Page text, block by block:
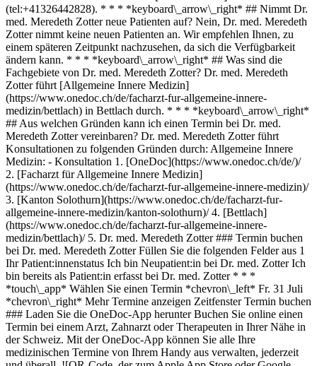
1. [OneDoc](https://www.onedoc.ch/de/)/ 2. [Facharzt für Allgemeine Innere Medizin](https://www.onedoc.ch/de/facharzt-fur-allgemeine-innere-medizin)/ 3. [Kanton Solothurn](https://www.onedoc.ch/de/facharzt-fur-allgemeine-innere-medizin/kanton-solothurn)/ 4. [Bettlach](https://www.onedoc.ch/de/facharzt-fur-allgemeine-innere-medizin/bettlach)/ 5. Dr. med. Meredeth Zotter ### Termin buchen bei Dr. med. Meredeth Zotter Füllen Sie die folgenden Felder aus 1 Ihr Patient:innenstatus Ich bin Neupatient:in bei Dr. med. Zotter Ich bin bereits als Patient:in erfasst bei Dr. med. Zotter * * * *touch\_app* Wählen Sie einen Termin *chevron\_left* Fr. 31 Juli *chevron\_right* Mehr Termine anzeigen Zeitfenster Termin buchen ### Laden Sie die OneDoc-App herunter Buchen Sie online einen Termin bei einem Arzt, Zahnarzt oder Therapeuten in Ihrer Nähe in der Schweiz. Mit der OneDoc-App können Sie alle Ihre medizinischen Termine von Ihrem Handy aus verwalten, jederzeit und überall. ![QR-Code, der zum Apple App Store oder Google Play leitet, um die OneDoc Patienten-App zu laden](https://www.onedoc.ch/assets/images/download-app-qr.jpeg) Scannen Sie den QR-Code, um die App herunterzuladen [![Laden Sie unsere App im App Store herunter!](https://www.onedoc.ch/assets/images/app-store-badge-de.svg)](https://apps.apple.com/ch/app/onedoc/id1592376413?l=fr)[![Laden Sie unsere App im Google Play Store herunter!](https://www.onedoc.ch/assets/images/google-play-badge-de.png)](https://play.google.com/store/apps/details?id=ch.onedoc.patient&hl=fr-CH) *keyboard\_arrow\_right* ## Verwandte Fachgebiete [Facharzt für Allgemeine Innere Medizin in Bern](https://www.onedoc.ch/de/facharzt-fur-allgemeine-innere-medizin/bern)[Facharzt für Allgemeine Innere Medizin in Basel](https://www.onedoc.ch/de/facharzt-fur-allgemeine-innere-medizin/basel)[Facharzt für Allgemeine Innere Medizin in Liestal](https://www.onedoc.ch/de/facharzt-fur-allgemeine-innere-medizin/liestal)[Facharzt für Allgemeine Innere Medizin in Neuenburg](https://www.onedoc.ch/de/facharzt-fur-allgemeine-innere-medizin/neuenburg)[Facharzt für Allgemeine Innere Medizin in Lyss](https://www.onedoc.ch/de/facharzt-fur-allgemeine-innere-medizin/lyss)[Facharzt für Allgemeine Innere Medizin in Biel](https://www.onedoc.ch/de/facharzt-fur-allgemeine-innere-medizin/biel)[Facharzt für Allgemeine Innere Medizin in Ostermundigen](https://www.onedoc.ch/de/facharzt-fur-allgemeine-innere-medizin/ostermundigen)[Facharzt für Allgemeine Innere Medizin in Freiburg](https://www.onedoc.ch/de/facharzt-fur-allgemeine-innere-medizin/freiburg)[Facharzt für Allgemeine Innere Medizin in Binningen](https://www.onedoc.ch/de/facharzt-fur-allgemeine-innere-medizin/binningen)[Facharzt für Allgemeine Innere Medizin in Pratteln](https://www.onedoc.ch/de/facharzt-fur-allgemeine-innere-medizin/pratteln)[Facharzt für Allgemeine Innere Medizin in Sissach](https://www.onedoc.ch/de/facharzt-fur-allgemeine-innere-medizin/sissach)[Facharzt für Allgemeine Innere Medizin in Bettlach](https://www.onedoc.ch/de/facharzt-fur-allgemeine-innere-medizin/bettlach)[Facharzt für Allgemeine Innere Medizin in Belp](https://www.onedoc.ch/de/facharzt-fur-allgemeine-innere-medizin/belp)[Facharzt für Allgemeine Innere Medizin in Avenches](https://www.onedoc.ch/de/facharzt-fur-allgemeine-innere-medizin/avenches)[Facharzt für Allgemeine Innere Medizin in Köniz](https://www.onedoc.ch/de/facharzt-fur-allgemeine-innere-medizin/koniz)[Facharzt für Allgemeine Innere Medizin in Worb](https://www.onedoc.ch/de/facharzt-fur-allgemeine-innere-medizin/worb)[Facharzt für Allgemeine Innere Medizin in Schöftland](https://www.onedoc.ch/de/facharzt-fur-allgemeine-innere-medizin/schoftland)[Facharzt für Allgemeine Innere Medizin in Vechigen](https://www.onedoc.ch/de/facharzt-fur-allgemeine-innere-medizin/vechigen)[Facharzt für Allgemeine Innere Medizin in Courtelary](https://www.onedoc.ch/de/facharzt-fur-allgemeine-innere-medizin/courtelary)[Facharzt für Allgemeine Innere Medizin in Kaiseraugst](https://www.onedoc.ch/de/facharzt-fur-allgemeine-innere-medizin/kaiseraugst)[Facharzt für Allgemeine Innere Medizin in Rüdtligen](https://www.onedoc.ch/de/facharzt-fur-allgemeine-innere-medizin/rudtligen) *keyboard\_arrow\_right* ## Beliebte Suchbegriffe [Physiotherapeut in Basel](https://www.onedoc.ch/de/physiotherapeut/basel)[Hausarzt (Allgemeinmedizin) in Bern](https://www.onedoc.ch/de/hausarzt-allgemeinmedizin/bern)[Gynäkologe (Frauenarzt und Geburtshelfer) in Bern](https://www.onedoc.ch/de/gynakologe-frauenarzt-und-geburtshelfer/bern)[Physiotherapeut in Bern](https://www.onedoc.ch/de/physiotherapeut/bern)[Augenarzt in Bern](https://www.onedoc.ch/de/augenarzt/bern)[Facharzt für Allgemeine Innere Medizin in Bern](https://www.onedoc.ch/de/facharzt-fur-allgemeine-innere-medizin/bern)[Osteopath in Freiburg](https://www.onedoc.ch/de/osteopath/freiburg)[Facharzt für Allgemeine Innere Medizin in Basel](https://www.onedoc.ch/de/facharzt-fur-allgemeine-innere-medizin/basel)[Hausarzt (Allgemeinmedizin) in Neuenburg](https://www.onedoc.ch/de/hausarzt-allgemeinmedizin/neuenburg)[Hausarzt (Allgemeinmedizin) in Basel](https://www.onedoc.ch/de/hausarzt-allgemeinmedizin/basel)[Orthopädischer Chirurg in Bern](https://www.onedoc.ch/de/orthopadischer-chirurg/bern)[Medizinischer Masseur (Massage) in Bern](https://www.onedoc.ch/de/medizinischer-masseur-massage/bern)[Masseur (klassische Massage) in Freiburg](https://www.onedoc.ch/de/masseur-klassische-massage/freiburg)[Zahnarzt in Bern](https://www.onedoc.ch/de/zahnarzt/bern)[Physiotherapeut in Freiburg](https://www.onedoc.ch/de/physiotherapeut/freiburg)[Reflexologietherapeut in Freiburg](https://www.onedoc.ch/de/reflexologietherapeut/freiburg)[Impfzentrum in Basel](https://www.onedoc.ch/de/impfzentrum/basel)[Dentalhygieniker in Bern](https://www.onedoc.ch/de/dentalhygieniker/bern)[Hausarzt (Allgemeinmedizin) in Freiburg](https://www.onedoc.ch/de/hausarzt-allgemeinmedizin/freiburg)[Masseur (klassische Massage) in Bern](https://www.onedoc.ch/de/masseur-klassische-massage/bern)[Hautarzt (Dermatologe) in Basel](https://www.onedoc.ch/de/hautarzt-dermatologe/basel) *keyboard\_arrow\_right* ## Finden Sie einen Arzt oder Therapeuten [Ärzte- und Therapeutenverzeichnis](https://www.onedoc.ch/de/verzeichnis) [A](https://www.onedoc.ch/de/verzeichnis/A) [B](https://www.onedoc.ch/de/verzeichnis/B) [C](https://www.onedoc.ch/de/verzeichnis/C) [D](https://www.onedoc.ch/de/verzeichnis/D) [E](https://www.onedoc.ch/de/verzeichnis/E) [F](https://www.onedoc.ch/de/verzeichnis/F) [G](https://www.onedoc.ch/de/verzeichnis/G) [H](https://www.onedoc.ch/de/verzeichnis/H) [I](https://www.onedoc.ch/de/verzeichnis/I) [J](https://www.onedoc.ch/de/verzeichnis/J) [K](https://www.onedoc.ch/de/verzeichnis/K) [L](https://www.onedoc.ch/de/verzeichnis/L) [M](https://www.onedoc.ch/de/verzeichnis/M) [N](https://www.onedoc.ch/de/verzeichnis/N) [O](https://www.onedoc.ch/de/verzeichnis/O) [P](https://www.onedoc.ch/de/verzeichnis/P) [Q](https://www.onedoc.ch/de/verzeichnis/Q) [R](https://www.onedoc.ch/de/verzeichnis/R) [S](https://www.onedoc.ch/de/verzeichnis/S) [T](https://www.onedoc.ch/de/verzeichnis/T) [U](https://www.onedoc.ch/de/verzeichnis/U) [V](https://www.onedoc.ch/de/verzeichnis/V) [W](https://www.onedoc.ch/de/verzeichnis/W) [X](https://www.onedoc.ch/de/verzeichnis/X) [Y](https://www.onedoc.ch/de/verzeichnis/Y) [Z](https://www.onedoc.ch/de/verzeichnis/Z) ## OneDoc [Ich bin Gesundheitsfachperson](https://info.onedoc.ch/de/) [Über uns](https://info.onedoc.ch/de/unsere-mission/) [Presse](https://info.onedoc.ch/de/media/) [Karriere](https://career.onedoc.ch/de) [Datenschutzzentrum](https://privacy.onedoc.ch/de/) [Verwaltung der Cookies](javascript:Didomi.preferences.show%28%29) [Hilfezentrum](https://help.onedoc.ch/de/) ## Sprachen [Deutsch](https://www.onedoc.ch/de/facharztin-fur-allgemeine-innere-medizin/bettlach/pcu9k/dr-med-meredeth-zotter) [Français](https://www.onedoc.ch/fr/specialiste-en-medecine-interne-generale/bache/pcu9k/dr-med-meredeth-zotter) [Italiano](https://www.onedoc.ch/it/specialista-in-medicina-interna-generale/bettlach/pcu9k/dr-med-meredeth-zotter) [English](https://www.onedoc.ch/en/specialist-in-general-internal-medicine/bettlach/pcu9k/dr-med-meredeth-zotter) ## Verwandte Fachgebiete [Facharzt für Allgemeine Innere Medizin in Bern](https://www.onedoc.ch/de/facharzt-fur-allgemeine-innere-medizin/bern) [Facharzt für Allgemeine Innere Medizin in Basel](https://www.onedoc.ch/de/facharzt-fur-allgemeine-innere-medizin/basel) [Facharzt für Allgemeine Innere Medizin in Liestal](https://www.onedoc.ch/de/facharzt-fur-allgemeine-innere-medizin/liestal) [Facharzt für Allgemeine Innere Medizin in Neuenburg](https://www.onedoc.ch/de/facharzt-fur-allgemeine-innere-medizin/neuenburg) [Facharzt für Allgemeine Innere Medizin in Lyss](https://www.onedoc.ch/de/facharzt-fur-allgemeine-innere-medizin/lyss) [Facharzt für Allgemeine Innere Medizin in Biel](https://www.onedoc.ch/de/facharzt-fur-allgemeine-innere-medizin/biel) [Facharzt für Allgemeine Innere Medizin in Ostermundigen](https://www.onedoc.ch/de/facharzt-fur-allgemeine-innere-medizin/ostermundigen) [Facharzt für Allgemeine Innere Medizin in Freiburg](https://www.onedoc.ch/de/facharzt-fur-allgemeine-innere-medizin/freiburg) [Facharzt für Allgemeine Innere Medizin in Binningen](https://www.onedoc.ch/de/facharzt-fur-allgemeine-innere-medizin/binningen) [Facharzt für Allgemeine Innere Medizin in Pratteln](https://www.onedoc.ch/de/facharzt-fur-allgemeine-innere-medizin/pratteln) [Facharzt für Allgemeine Innere Medizin in Sissach](https://www.onedoc.ch/de/facharzt-fur-allgemeine-innere-medizin/sissach) [Facharzt für Allgemeine Innere Medizin in Bettlach](https://www.onedoc.ch/de/facharzt-fur-allgemeine-innere-medizin/bettlach) [Facharzt für Allgemeine Innere Medizin in Belp](https://www.onedoc.ch/de/facharzt-fur-allgemeine-innere-medizin/belp) [Facha